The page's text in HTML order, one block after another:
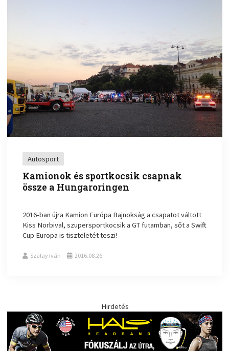
Autosport
Kamionok és sportkocsik csapnak
össze a Hungaroringen
2016-ban újra Kamion Európa Bajnokság a csapatot váltott
Kiss Norbival, szupersportkocsik a GT futamban, sőt a Swift
Cup Europa is tiszteletét teszi!
Szalay Iván 2016.08.26.
Hirdetés